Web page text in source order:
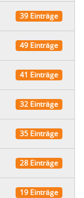
39 Einträge
49 Einträge
41 Einträge
32 Einträge
35 Einträge
28 Einträge
19 Einträge